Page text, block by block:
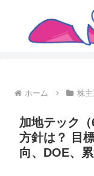
ホーム 株
加地テック
方針は？ 目
向、DOE、